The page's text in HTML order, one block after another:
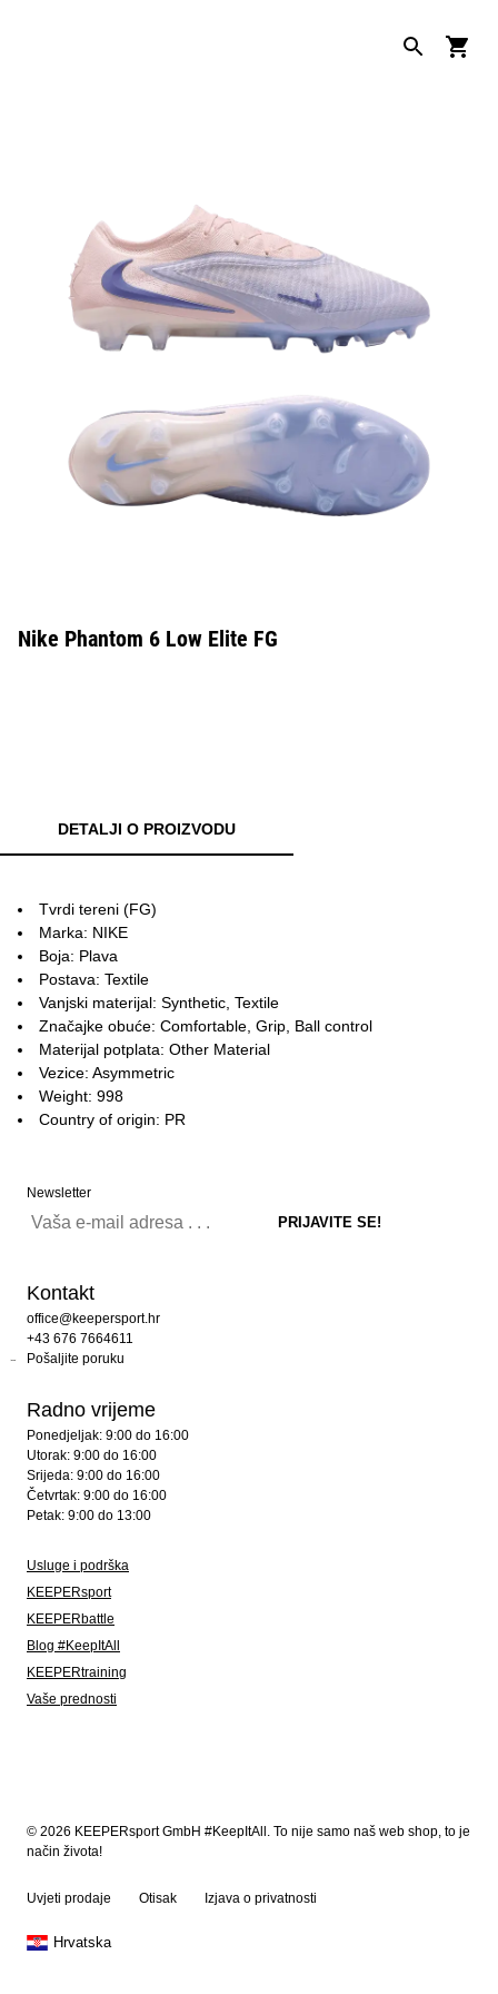
Nike Phantom 6 Low Elite FG
DETALJI O PROIZVODU
Tvrdi tereni (FG)
Marka: NIKE
Boja: Plava
Postava: Textile
Vanjski materijal: Synthetic, Textile
Značajke obuće: Comfortable, Grip, Ball control
Materijal potplata: Other Material
Vezice: Asymmetric
Weight: 998
Country of origin: PR
Newsletter
Kontakt
office@keepersport.hr
+43 676 7664611
Pošaljite poruku
Radno vrijeme
Ponedjeljak: 9:00 do 16:00
Utorak: 9:00 do 16:00
Srijeda: 9:00 do 16:00
Četvrtak: 9:00 do 16:00
Petak: 9:00 do 13:00
Usluge i podrška
KEEPERsport
KEEPERbattle
Blog #KeepItAll
KEEPERtraining
Vaše prednosti
© 2026 KEEPERsport GmbH #KeepItAll. To nije samo naš web shop, to je
način života!
Uvjeti prodaje Otisak Izjava o privatnosti
Hrvatska